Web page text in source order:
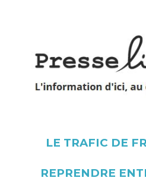
LE TRAFIC DE
REPRENDRE